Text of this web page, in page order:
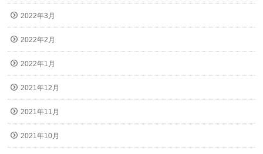
2022年3月
2022年2月
2022年1月
2021年12月
2021年11月
2021年10月